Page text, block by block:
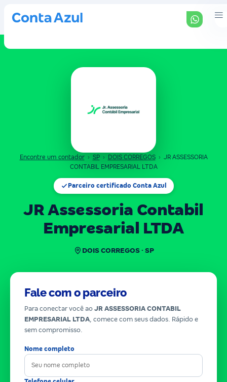
Encontre um contador › SP › DOIS CORREGOS › JR ASSESSORIA
CONTABIL EMPRESARIAL LTDA
Parceiro certificado Conta Azul
JR Assessoria Contabil
Empresarial LTDA
DOIS CORREGOS · SP
Fale com o parceiro
Para conectar você ao JR ASSESSORIA CONTABIL
EMPRESARIAL LTDA, comece com seus dados. Rápido e
sem compromisso.
Nome completo